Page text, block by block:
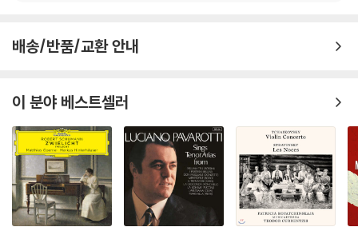
배송/반품/교환 안내
이 분야 베스트셀러